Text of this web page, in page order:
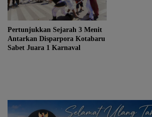
Pertunjukkan Sejarah 3 Menit
Antarkan Disparpora Kotabaru
Sabet Juara 1 Karnaval